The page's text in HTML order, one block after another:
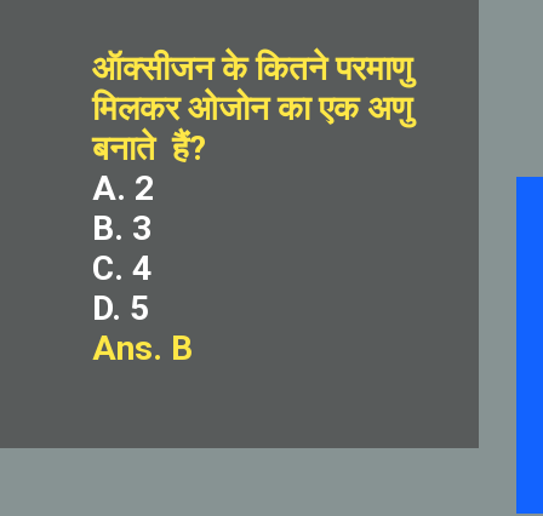
ऑक्सीजन के कितने परमाणु
मिलकर ओजोन का एक अणु
बनाते  हैं?
A. 2
B. 3
C. 4
D. 5
Ans. B